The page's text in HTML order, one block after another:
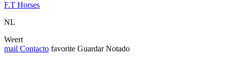
F.T Horses
NL
Weert
mail Contacto favorite Guardar Notado